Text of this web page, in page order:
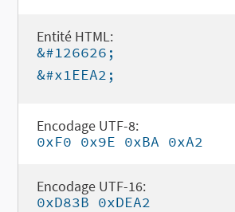
Entité HTML:
&#126626;
&#x1EEA2;
Encodage UTF-8:
0xF0 0x9E 0xBA 0xA2
Encodage UTF-16:
0xD83B 0xDEA2